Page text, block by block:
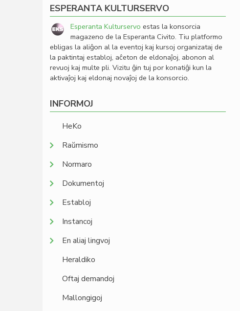
ESPERANTA KULTURSERVO
Esperanta Kulturservo estas la konsorcia
magazeno de la Esperanta Civito. Tiu platformo
ebligas la aliĝon al la eventoj kaj kursoj organizataj de
la paktintaj establoj, aĉeton de eldonaĵoj, abonon al
revuoj kaj multe pli. Vizitu ĝin tuj por konatiĝi kun la
aktivaĵoj kaj eldonaj novaĵoj de la konsorcio.
INFORMOJ
HeKo
Raŭmismo
Normaro
Dokumentoj
Establoj
Instancoj
En aliaj lingvoj
Heraldiko
Oftaj demandoj
Mallongigoj